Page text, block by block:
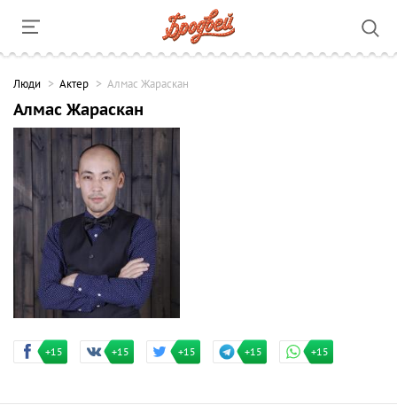
Люди Актер Алмас Жараскан
Алмас Жараскан
+15 +15 +15 +15 +15